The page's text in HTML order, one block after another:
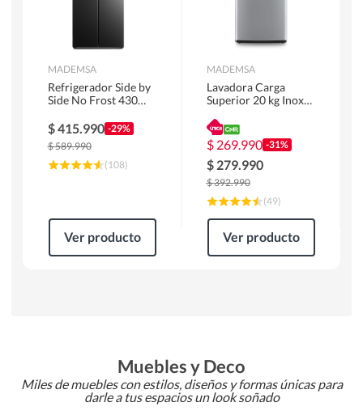
MADEMSA
Refrigerador Side by
Side No Frost 430
MAS430B
$415.990 -29%
$589.990
(108)
Ver producto
MADEMSA
Lavadora Carga
Superior 20 kg Inox
$ 269.990 -31%
$ 279.990
$392.990
(49)
Ver producto
Muebles y Deco
Miles de muebles con estilos, diseños y formas únicas para
darle a tus espacios un look soñado